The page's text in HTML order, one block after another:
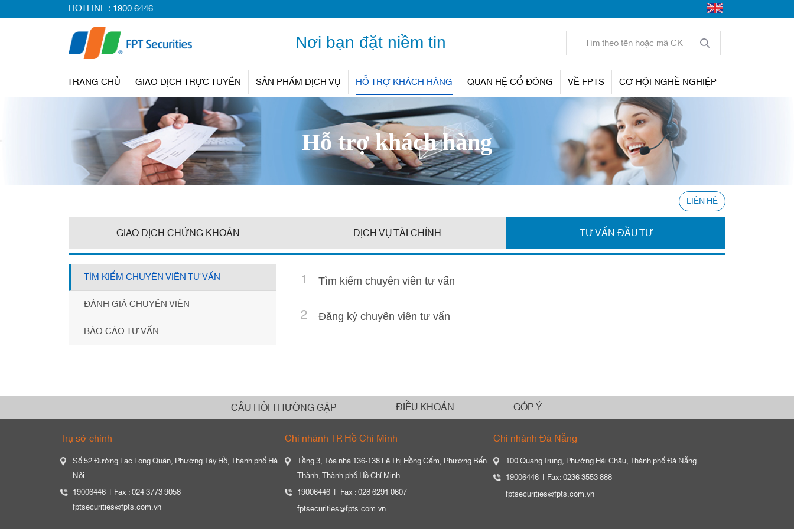
HOTLINE :1900 6446
Nơi bạn đặt niềm tin
TRANG CHỦ GIAO DỊCH TRỰC TUYẾN SẢN PHẨM DỊCH VỤ HỖ TRỢ KHÁCH HÀNG QUAN HỆ CỔ ĐÔNG VỀ FPTS CƠ HỘI NGHỀ NGHIỆP
Hỗ trợ khách hàng
LIÊN HỆ
GIAO DỊCH CHỨNG KHOÁN DỊCH VỤ TÀI CHÍNH TƯ VẤN ĐẦU TƯ
TÌM KIẾM CHUYÊN VIÊN TƯ VẤN
ĐÁNH GIÁ CHUYÊN VIÊN
BÁO CÁO TƯ VẤN
1 Tìm kiếm chuyên viên tư vấn
2 Đăng ký chuyên viên tư vấn
CÂU HỎI THƯỜNG GẶP ĐIỀU KHOẢN
GÓP Ý
Trụ sở chính
Số 52 Đường Lạc Long Quân, Phường Tây Hồ, Thành phố Hà
Nội
19006446
Fax : 024 3773 9058
fptsecurities@fpts.com.vn
Chi nhánh TP. Hồ Chí Minh
Tầng 3, Tòa nhà 136-138 Lê Thị Hồng Gấm, Phường Bến
Thành, Thành phố Hồ Chí Minh
19006446
Fax : 028 6291 0607
fptsecurities@fpts.com.vn
Chi nhánh Đà Nẵng
100 Quang Trung, Phường Hải Châu, Thành phố Đà Nẵng
19006446
Fax: 0236 3553 888
fptsecurities@fpts.com.vn